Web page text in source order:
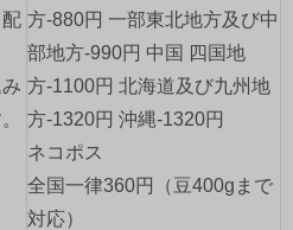
方-880円 一部東北地方及び中
部地方-990円 中国 四国地
方-1100円 北海道及び九州地
方-1320円 沖縄-1320円
ネコポス
全国一律360円（豆400gまで
対応）